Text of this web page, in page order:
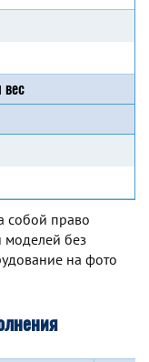
вес
собой право
моделей без
на фото